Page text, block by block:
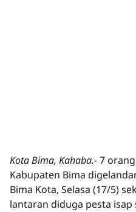
Kota Bima, Kahaba.-7
Kabupaten Bima
Bima Kota, Selasa (17/5)
lantaran diduga pesta isap